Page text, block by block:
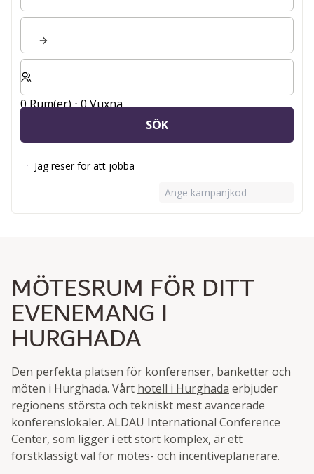
Välj antal rum och gäster för din vistelse
0 Rum(er) ⋅ 0 Vuxna
SÖK
Jag reser för att jobba
Ange kampanjkod
MÖTESRUM FÖR DITT
EVENEMANG I
HURGHADA
Den perfekta platsen för konferenser, banketter och
möten i Hurghada. Vårt hotell i Hurghada erbjuder
regionens största och tekniskt mest avancerade
konferenslokaler. ALDAU International Conference
Center, som ligger i ett stort komplex, är ett
förstklassigt val för mötes- och incentiveplanerare.